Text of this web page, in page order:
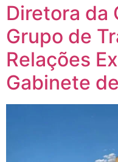
Diretora da
Grupo de
Relações
Gabinete